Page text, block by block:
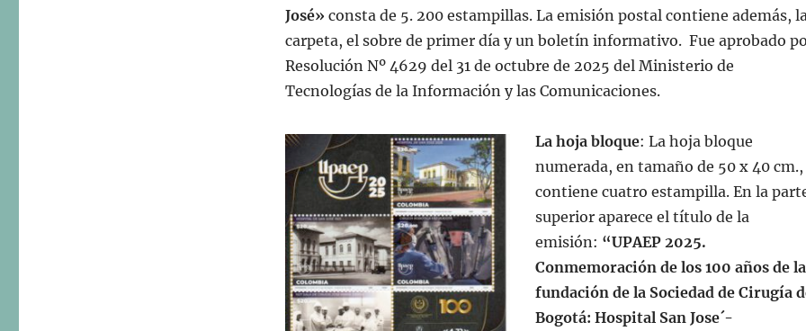
José» consta de 5. 200 estampillas. La emisión postal contiene además,
carpeta, el sobre de primer día y un boletín informativo. Fue aprobado
Resolución Nº 4629 del 31 de octubre de 2025 del Ministerio de
Tecnologías de la Información y las Comunicaciones.
La hoja bloque: La hoja bloque
numerada, en tamaño de 50 x 40 cm.,
contiene cuatro estampilla. En la
superior aparece el título de la
emisión: “UPAEP 2025.
Conmemoración de los 100 años de la
fundación de la Sociedad de Cirugía
Bogotá: Hospital San Jose´-